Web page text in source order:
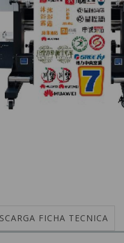
FICHA TECNICA